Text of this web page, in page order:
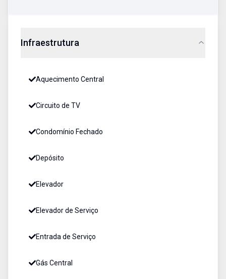
Infraestrutura
Aquecimento Central
Circuito de TV
Condomínio Fechado
Depósito
Elevador
Elevador de Serviço
Entrada de Serviço
Gás Central